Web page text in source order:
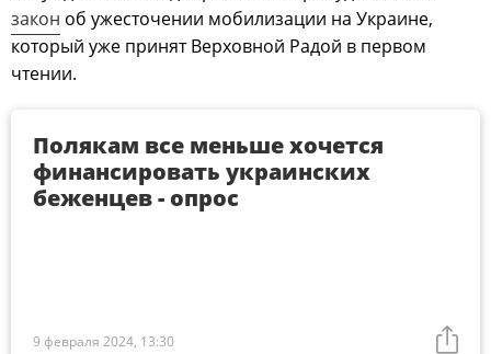
закон об ужесточении мобилизации на Украине,
который уже принят Верховной Радой в первом
чтении.
9 февраля 2024, 13:30
Полякам все меньше хочется
финансировать украинских
беженцев - опрос